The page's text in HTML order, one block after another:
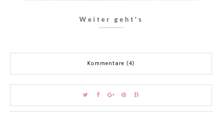
Weiter geht's
Kommentare (4)